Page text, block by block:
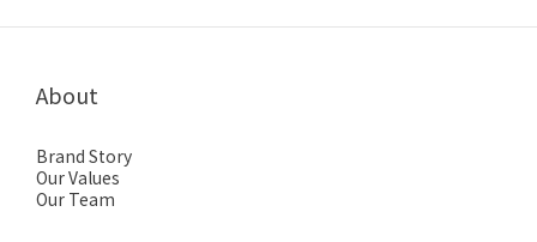
About
Brand Story
Our Values
Our Team